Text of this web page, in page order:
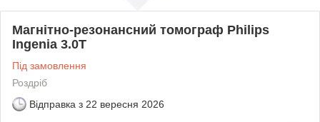
Магнітно-резонансний томограф Philips
Ingenia 3.0T
Під замовлення
Роздріб
Відправка з 22 вересня 2026